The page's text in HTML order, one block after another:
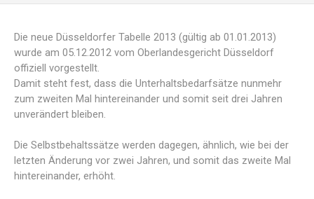
Die neue Düsseldorfer Tabelle 2013 (gültig ab 01.01.2013)
wurde am 05.12.2012 vom Oberlandesgericht Düsseldorf
offiziell vorgestellt.
Damit steht fest, dass die Unterhaltsbedarfsätze nunmehr
zum zweiten Mal hintereinander und somit seit drei Jahren
unverändert bleiben.
Die Selbstbehaltssätze werden dagegen, ähnlich, wie bei der
letzten Änderung vor zwei Jahren, und somit das zweite Mal
hintereinander, erhöht.